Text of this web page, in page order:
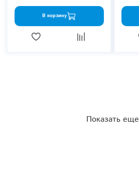
В корзину
Показать еще